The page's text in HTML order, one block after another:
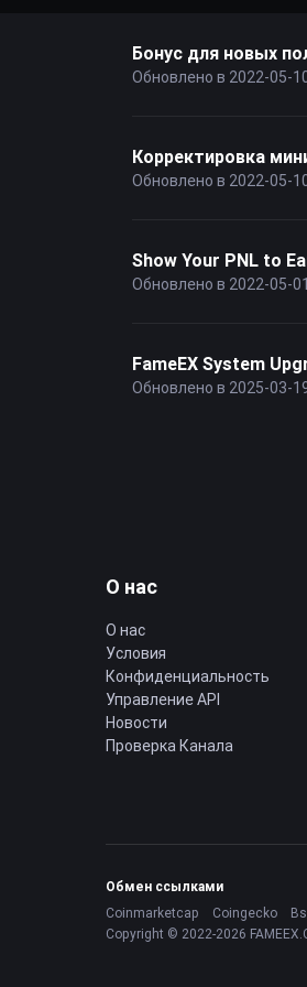
Бонус для новых
Обновлено в 2022-05-
Корректировка
Обновлено в 2022-05-
Show Your PNL to
Обновлено в 2022-05-
FameEX System
Обновлено в 2025-03-
О нас
О нас
Условия
Конфиденциальность
Управление API
Новости
Проверка Канала
Обмен ссылками
Coinmarketcap
Coingecko
Copyright © 2022-2026